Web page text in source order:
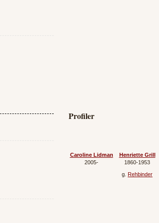
Profiler
Caroline Lidman
2005‐
Henriette Grill
1860‐1953
g. Rehbinder